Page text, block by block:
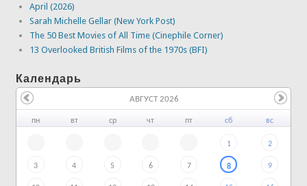
April (2026)
Sarah Michelle Gellar (New York Post)
The 50 Best Movies of All Time (Cinephile Corner)
13 Overlooked British Films of the 1970s (BFI)
Календарь
пн вт ср чт пт сб вс
1 2
3 4 5 6 7 8 9
АВГУСТ 2026